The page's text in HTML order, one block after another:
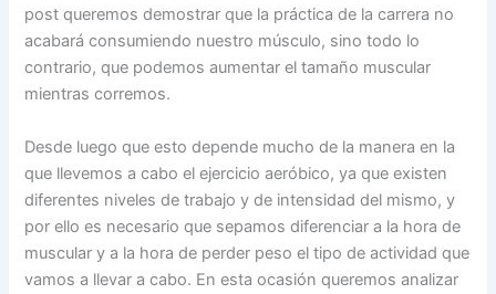
post queremos demostrar que la práctica de la carrera no
acabará consumiendo nuestro músculo, sino todo lo
contrario, que podemos aumentar el tamaño muscular
mientras corremos.
Desde luego que esto depende mucho de la manera en la
que llevemos a cabo el ejercicio aeróbico, ya que existen
diferentes niveles de trabajo y de intensidad del mismo, y
por ello es necesario que sepamos diferenciar a la hora de
muscular y a la hora de perder peso el tipo de actividad que
vamos a llevar a cabo. En esta ocasión queremos analizar